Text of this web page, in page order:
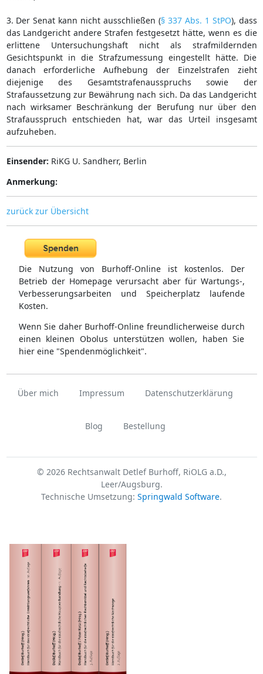
3. Der Senat kann nicht ausschließen (§ 337 Abs. 1 StPO), dass
das Landgericht andere Strafen festgesetzt hätte, wenn es die
erlittene Untersuchungshaft nicht als strafmildernden
Gesichtspunkt in die Strafzumessung eingestellt hätte. Die
danach erforderliche Aufhebung der Einzelstrafen zieht
diejenige des Gesamtstrafenausspruchs sowie der
Strafaussetzung zur Bewährung nach sich. Da das Landgericht
nach wirksamer Beschränkung der Berufung nur über den
Strafausspruch entschieden hat, war das Urteil insgesamt
aufzuheben.
Einsender: RiKG U. Sandherr, Berlin
Anmerkung:
zurück zur Übersicht
Die Nutzung von Burhoff-Online ist kostenlos. Der
Betrieb der Homepage verursacht aber für Wartungs-,
Verbesserungsarbeiten und Speicherplatz laufende
Kosten.
Wenn Sie daher Burhoff-Online freundlicherweise durch
einen kleinen Obolus unterstützen wollen, haben Sie
hier eine "Spendenmöglichkeit".
Über mich Impressum Datenschutzerklärung
Blog Bestellung
© 2026 Rechtsanwalt Detlef Burhoff, RiOLG a.D.,
Leer/Augsburg.
Technische Umsetzung: Springwald Software.